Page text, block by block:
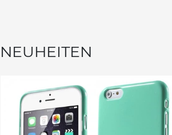
NEUHEITEN